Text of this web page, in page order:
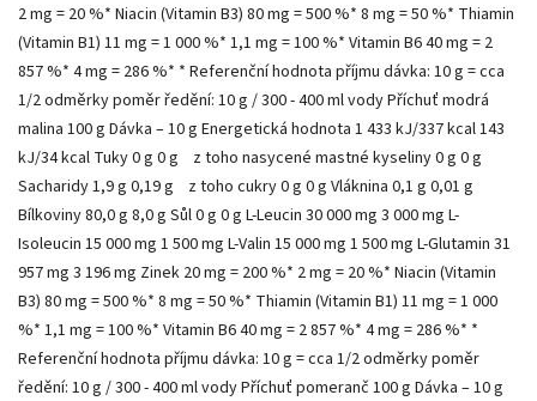
2 mg = 20 %* Niacin (Vitamin B3) 80 mg = 500 %* 8 mg = 50 %* Thiamin
(Vitamin B1) 11 mg = 1 000 %* 1,1 mg = 100 %* Vitamin B6 40 mg = 2
857 %* 4 mg = 286 %* * Referenční hodnota příjmu dávka: 10 g = cca
1/2 odměrky poměr ředění: 10 g / 300 - 400 ml vody Příchuť modrá
malina 100 g Dávka – 10 g Energetická hodnota 1 433 kJ/337 kcal 143
kJ/34 kcal Tuky 0 g 0 g z toho nasycené mastné kyseliny 0 g 0 g
Sacharidy 1,9 g 0,19 g z toho cukry 0 g 0 g Vláknina 0,1 g 0,01 g
Bílkoviny 80,0 g 8,0 g Sůl 0 g 0 g L-Leucin 30 000 mg 3 000 mg L-
Isoleucin 15 000 mg 1 500 mg L-Valin 15 000 mg 1 500 mg L-Glutamin 31
957 mg 3 196 mg Zinek 20 mg = 200 %* 2 mg = 20 %* Niacin (Vitamin
B3) 80 mg = 500 %* 8 mg = 50 %* Thiamin (Vitamin B1) 11 mg = 1 000
%* 1,1 mg = 100 %* Vitamin B6 40 mg = 2 857 %* 4 mg = 286 %* *
Referenční hodnota příjmu dávka: 10 g = cca 1/2 odměrky poměr
ředění: 10 g / 300 - 400 ml vody Příchuť pomeranč 100 g Dávka – 10 g